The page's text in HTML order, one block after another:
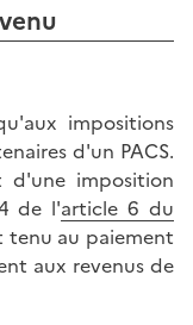
impositions
d'un PACS.
imposition
de l'article 6 du
tenu au paiement
aux revenus de